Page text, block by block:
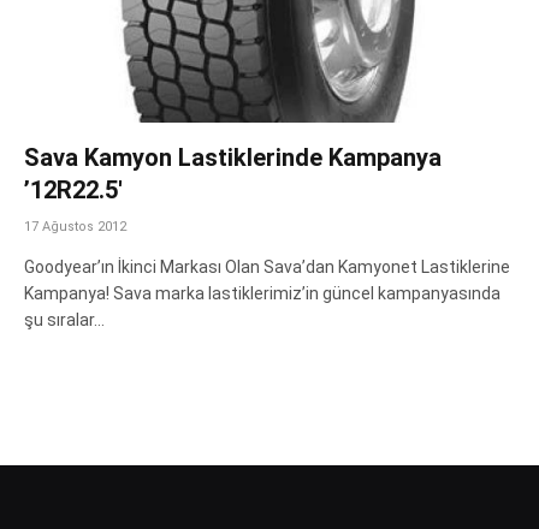
Sava Kamyon Lastiklerinde Kampanya
’12R22.5′
17 Ağustos 2012
Goodyear’ın İkinci Markası Olan Sava’dan Kamyonet Lastiklerine
Kampanya! Sava marka lastiklerimiz’in güncel kampanyasında
şu sıralar…